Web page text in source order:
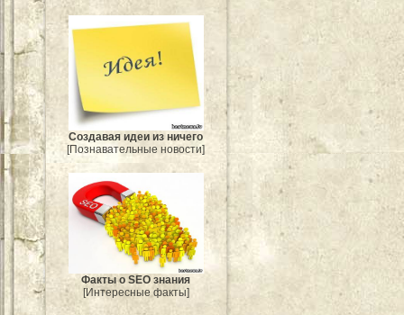
Создавая идеи из ничего
[Познавательные новости]
Факты о SEO знания
[Интересные факты]